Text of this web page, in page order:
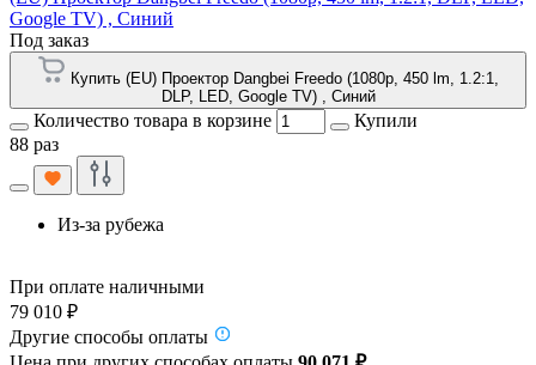
Google TV) , Синий
Под заказ
Купить (EU) Проектор Dangbei Freedo (1080p, 450 lm, 1.2:1,
DLP, LED, Google TV) , Синий
Количество товара в корзине
Купили
88 раз
Из-за рубежа
При оплате наличными
79 010 ₽
Другие способы оплаты